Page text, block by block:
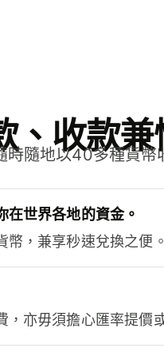
、收款兼
時隨地以40多種貨幣
在世界各地的資金。
幣，兼享秒速兌換之便。
，亦毋須擔心匯率提價